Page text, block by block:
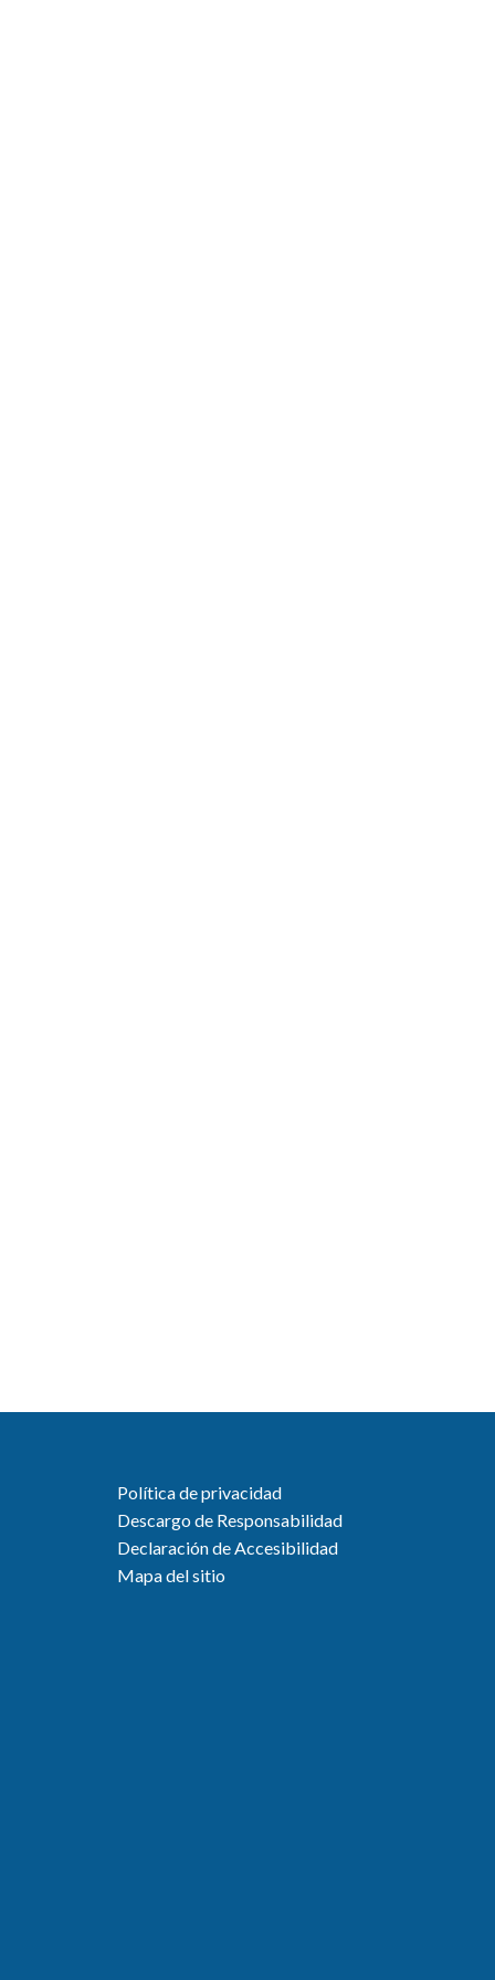
Política de privacidad
Descargo de Responsabilidad
Declaración de Accesibilidad
Mapa del sitio